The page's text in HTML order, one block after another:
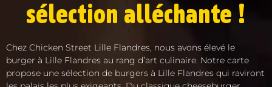
sélection alléchante !
Chez Chicken Street Lille Flandres, nous avons élevé le
burger à Lille Flandres au rang d’art culinaire. Notre carte
propose une sélection de burgers à Lille Flandres qui raviront